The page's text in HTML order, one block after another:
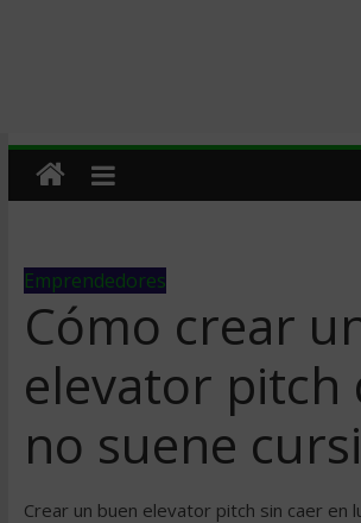
Emprendedores
Cómo crear
elevator pitch
no suene cursi
Crear un buen elevator pitch sin caer en